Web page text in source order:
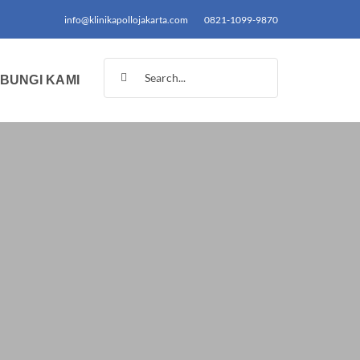
info@klinikapollojakarta.com 0821-1099-9870
KAMI